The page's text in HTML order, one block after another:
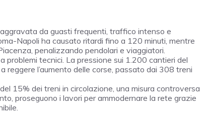
da guasti frequenti, traffico intenso e
Napoli ha causato ritardi fino a 120 minuti, mentre
penalizzando pendolari e viaggiatori.
problemi tecnici. La pressione sui 1.200 cantieri del
l’aumento delle corse, passato dai 308 treni
15% dei treni in circolazione, una misura controversa
proseguono i lavori per ammodernare la rete grazie